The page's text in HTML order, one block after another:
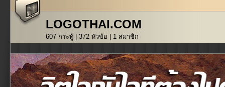
LOGOTHAI.COM
607 กระทู้ | 372 หัวข้อ | 1 สมาชิก